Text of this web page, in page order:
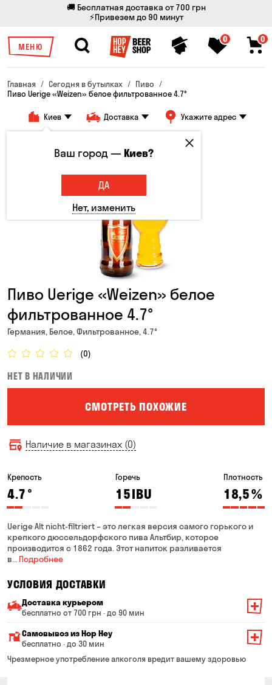
🚚 Бесплатная доставка от 700 грн
⚡Привезем до 90 минут
МЕНЮ
0 0
Главная Сегодня в бутылках
Пиво
Пиво Uerige «Weizen» белое фильтрованное 4.7°
Киев Доставка Укажите адрес
Пиво Uerige «Weizen» белое
фильтрованное 4.7°
Германия, Белое, Фильтрованное, 4.7°
(0)
НЕТ В НАЛИЧИИ
СМОТРЕТЬ ПОХОЖИЕ
Наличие в магазинах (0)
Крепость
4.7°
Горечь
15IBU
Плотность
18,5%
Uerige Alt nicht-filtriert – это легкая версия самого горького и
крепкого дюссельдорфского пива Альтбир, которое
производится с 1862 года. Этот напиток разливается
в… Подробнее
УСЛОВИЯ ДОСТАВКИ
Доставка курьером
бесплатно от 700 грн · до 90 мин
Минимальная сумма всего заказа — 200 грн
Стоимость доставки зависит от суммы всего заказа:
От 200 до 299 грн 139 грн
Самовывоз из Hop Hey
бесплатно · до 30 мин
Минимальная сумма всего заказа — 250 грн
Чрезмерное употребление алкоголя вредит вашему здоровью
Ваш город —Киев?
ДА
Нет, изменить